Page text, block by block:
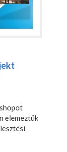
elemeztük